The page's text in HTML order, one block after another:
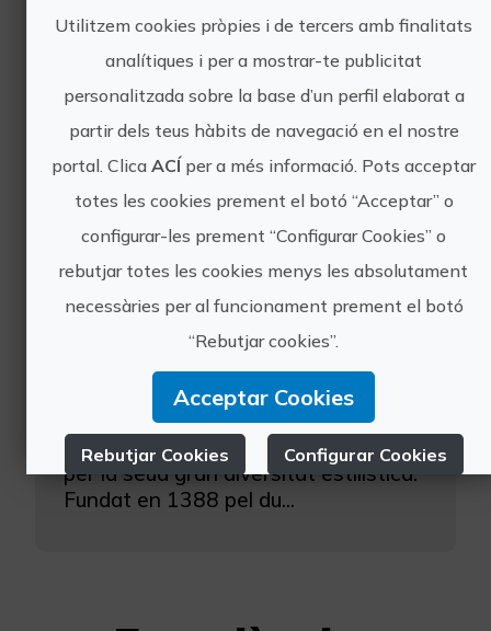
d'avantatges especials. El Monestir
de Sant Jeroni de Cotalba desitja que
les famílies tinguen el seu propi espai
de diversió, per ...
El Monestir de Sant Jeroni de Cotalba
és un dels més notables i millor
conservats de la Comunitat
Valenciana, fet que es veu accentuat
per la seua gran diversitat estilística.
Fundat en 1388 pel du...
Utilitzem cookies pròpies i de tercers amb finalitats
analítiques i per a mostrar-te publicitat
personalitzada sobre la base d’un perfil elaborat a
partir dels teus hàbits de navegació en el nostre
portal. ClicaACÍ per a més informació. Pots acceptar
totes les cookies prement el botó “Acceptar” o
configurar-les prement “Configurar Cookies” o
rebutjar totes les cookies menys les absolutament
necessàries per al funcionament prement el botó
“Rebutjar cookies”.
Acceptar Cookies
Rebutjar Cookies Configurar Cookies
Més informació